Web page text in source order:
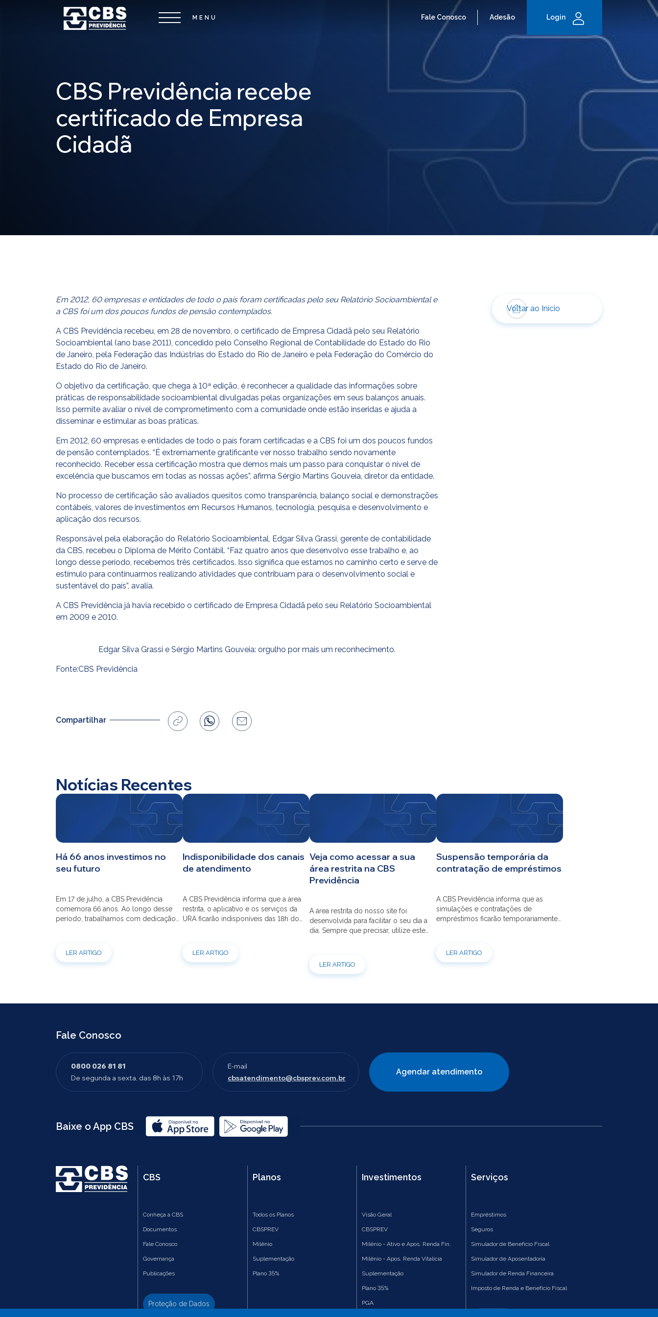
Fale Conosco Adesão Login
Home
Investimentos
CBS Previdência recebe
certificado de Empresa
Cidadã
Em 2012, 60 empresas e entidades de todo o país foram certificadas pelo seu Relatório Socioambiental e
a CBS foi um dos poucos fundos de pensão contemplados.
A CBS Previdência recebeu, em 28 de novembro, o certificado de Empresa Cidadã pelo seu Relatório
Socioambiental (ano base 2011), concedido pelo Conselho Regional de Contabilidade do Estado do Rio
de Janeiro, pela Federação das Indústrias do Estado do Rio de Janeiro e pela Federação do Comércio do
Estado do Rio de Janeiro.
O objetivo da certificação, que chega à 10ª edição, é reconhecer a qualidade das informações sobre
práticas de responsabilidade socioambiental divulgadas pelas organizações em seus balanços anuais.
Isso permite avaliar o nível de comprometimento com a comunidade onde estão inseridas e ajuda a
disseminar e estimular as boas práticas.
Em 2012, 60 empresas e entidades de todo o país foram certificadas e a CBS foi um dos poucos fundos
de pensão contemplados. “É extremamente gratificante ver nosso trabalho sendo novamente
reconhecido. Receber essa certificação mostra que demos mais um passo para conquistar o nível de
excelência que buscamos em todas as nossas ações”, afirma Sérgio Martins Gouveia, diretor da entidade.
No processo de certificação são avaliados quesitos como transparência, balanço social e demonstrações
contábeis, valores de investimentos em Recursos Humanos, tecnologia, pesquisa e desenvolvimento e
aplicação dos recursos.
Responsável pela elaboração do Relatório Socioambiental, Edgar Silva Grassi, gerente de contabilidade
da CBS, recebeu o Diploma de Mérito Contábil. “Faz quatro anos que desenvolvo esse trabalho e, ao
longo desse período, recebemos três certificados. Isso significa que estamos no caminho certo e serve de
estímulo para continuarmos realizando atividades que contribuam para o desenvolvimento social e
sustentável do país”, avalia.
A CBS Previdência já havia recebido o certificado de Empresa Cidadã pelo seu Relatório Socioambiental
em 2009 e 2010.
Edgar Silva Grassi e Sérgio Martins Gouveia: orgulho por mais um reconhecimento.
Fonte:CBS Previdência
Compartilhar
Voltar ao Início
Notícias Recentes
Há 66 anos investimos no
seu futuro
Em 17 de julho, a CBS Previdência
comemora 66 anos. Ao longo desse
período, trabalhamos com dedicação
aniversário, reforçamos o nosso
LER ARTIGO
Indisponibilidade dos canais
de atendimento
A CBS Previdência informa que a área
restrita, o aplicativo e os serviços da
URA ficarão indisponíveis das 18h do
por e-mail também ficarão
LER ARTIGO
Veja como acessar a sua
área restrita na CBS
Previdência
A área restrita do nosso site foi
desenvolvida para facilitar o seu dia a
dia. Sempre que precisar, utilize este
acesso, confira o passo a passo.
LER ARTIGO
Suspensão temporária da
contratação de empréstimos
A CBS Previdência informa que as
simulações e contratações de
empréstimos ficarão temporariamente
sistema. Durante esse período, não será
LER ARTIGO
Fale Conosco
0800 026 81 81
De segunda a sexta, das 8h às 17h
E-mail
cbsatendimento@cbsprev.com.br
Agendar atendimento
Baixe o App CBS
CBS
Conheça a CBS
Documentos
Fale Conosco
Governança
Publicações
Proteção de Dados
Planos
Todos os Planos
CBSPREV
Milênio
Suplementação
Plano 35%
Investimentos
Visão Geral
CBSPREV
Milênio - Ativo e Apos. Renda Fin.
Milênio - Apos. Renda Vitalícia
Suplementação
Plano 35%
PGA
Serviços
Empréstimos
Seguros
Simulador de Benefício Fiscal
Simulador de Aposentadoria
Simulador de Renda Financeira
Imposto de Renda e Benefício Fiscal